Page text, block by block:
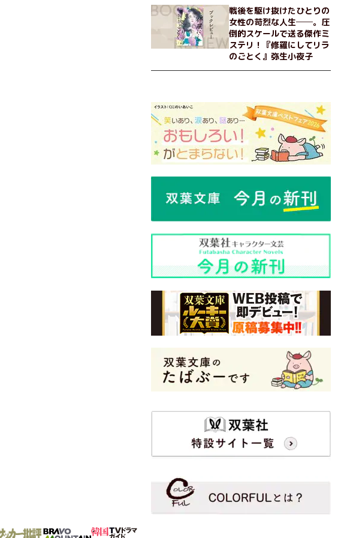
戦後を駆け抜けたひとりの
女性の苛烈な人生──。圧
倒的スケールで送る傑作ミ
ステリ！『修羅にしてリラ
のごとく』弥生小夜子